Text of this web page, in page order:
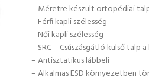
– Méretre készült ortopédiai
– Férfi kapli szélesség
– Női kapli szélesség
– SRC – Csúszásgátló külső talp
– Antisztatikus lábbeli
– Alkalmas ESD környezetben